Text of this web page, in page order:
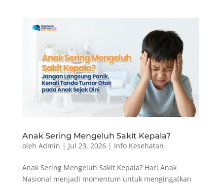
Anak Sering Mengeluh Sakit Kepala?
oleh Admin | Jul 23, 2026| Info Kesehatan
Anak Sering Mengeluh Sakit Kepala? Hari Anak
Nasional menjadi momentum untuk mengingatkan